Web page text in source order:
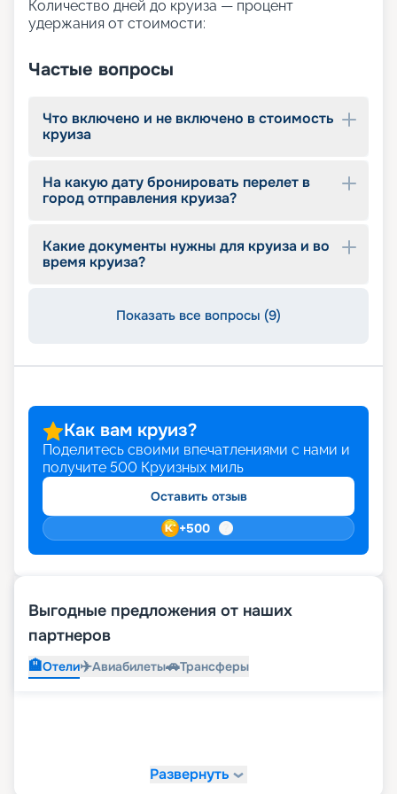
приглашаем подобрать подходящий тур с
помощью сервиса бронирования круизов
выбора на этой странице представлены
значимая информация. Если вы хотите купить
тур по более выгодной цене, воспользуйтесь
сайте и планируйте незабываемый отдых.
Количество дней до круиза — процент
удержания от стоимости:
Частые вопросы
Что включено и не включено в стоимость
круиза
На какую дату бронировать перелет в
город отправления круиза?
Какие документы нужны для круиза и во
время круиза?
Показать все вопросы (9)
Как вам круиз?
Поделитесь своими впечатлениями с нами и
получите 500 Круизных миль
Оставить отзыв
+500
Выгодные предложения от наших
партнеров
🏨Отели✈️Авиабилеты🚗Трансферы
Развернуть